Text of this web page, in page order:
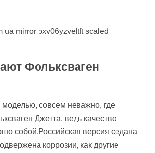
Фольксваген
моделью, совсем неважно, где
Джетта, ведь качество
собой.Российская версия седана
коррозии, как другие